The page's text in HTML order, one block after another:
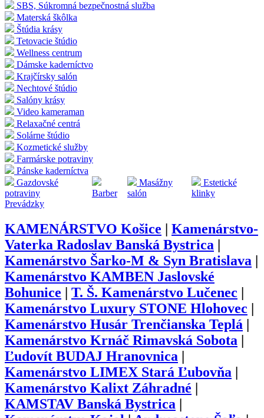
SBS, Súkromná bezpečnostná služba
Materská škôlka
Štúdia krásy
Tetovacie štúdio
Wellness centrum
Dámske kaderníctvo
Krajčírsky salón
Nechtové štúdio
Salóny krásy
Video kameraman
Relaxačné centrá
Solárne štúdio
Kozmetické služby
Farmárske potraviny
Pánske kaderníctva
Gazdovské
potraviny
Barber
Masážny
salón
Estetické
klinky
Prevádzky
KAMENÁRSTVO Košice
Kamenárstvo-
Vaterka Radoslav Banská Bystrica
Kamenárstvo Šarko-M & Syn Bratislava
Kamenárstvo KAMBEN Jaslovské
Bohunice
T. Š. Kamenárstvo Lučenec
Kamenárstvo Luxury STONE Hlohovec
Kamenárstvo Husár Trenčianska Teplá
Kamenárstvo Krnáč Rimavská Sobota
Ľudovít BUDAJ Hranovnica
Kamenárstvo LIMEX Stará Ľubovňa
Kamenárstvo Kalixt Záhradné
KAMSTAV Banská Bystrica